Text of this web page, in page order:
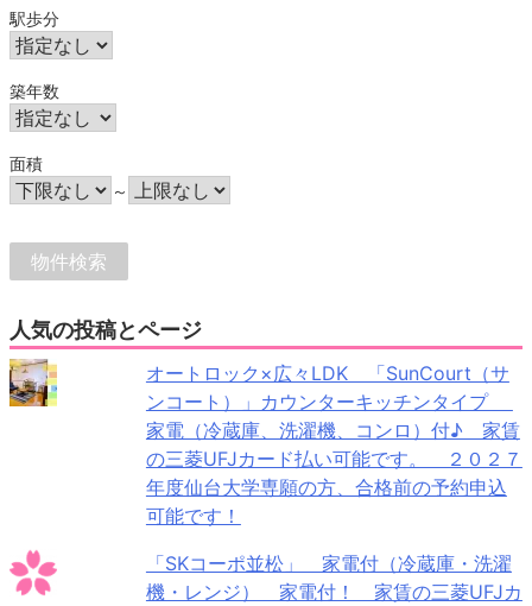
駅歩分
築年数
面積
～
人気の投稿とページ
オートロック×広々LDK 「SunCourt（サ
ンコート）」カウンターキッチンタイプ
家電（冷蔵庫、洗濯機、コンロ）付♪ 家賃
の三菱UFJカード払い可能です。 ２０２７
年度仙台大学専願の方、合格前の予約申込
可能です！
「SKコーポ並松」 家電付（冷蔵庫・洗濯
機・レンジ） 家電付！ 家賃の三菱UFJカ